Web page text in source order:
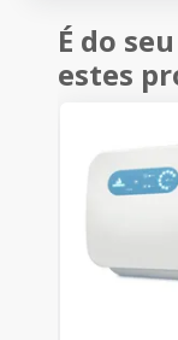
É do
estes